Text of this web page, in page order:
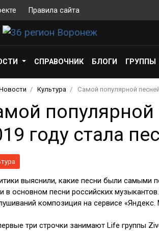
Правила сайта
СПРАВОЧНИК БЛОГИ ГРУППЫ
Культура Самой популярной
популярной
году стала
выяснили, какие песни были самыми
в основном песни российских
композиция на сервисе «Яндекс.
три строчки занимают Life группы